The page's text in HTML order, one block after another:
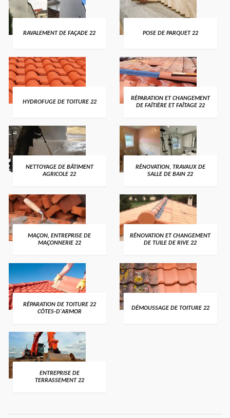
RAVALEMENT DE FAÇADE 22 POSE DE PARQUET 22
HYDROFUGE DE TOITURE 22
RÉPARATION ET CHANGEMENT
DE FAÎTIÈRE ET FAÎTAGE 22
NETTOYAGE DE BÂTIMENT
AGRICOLE 22
RÉNOVATION, TRAVAUX DE
SALLE DE BAIN 22
MAÇON, ENTREPRISE DE
MAÇONNERIE 22
RÉNOVATION ET CHANGEMENT
DE TUILE DE RIVE 22
RÉPARATION DE TOITURE 22
CÔTES-D'ARMOR
DÉMOUSSAGE DE TOITURE 22
ENTREPRISE DE
TERRASSEMENT 22